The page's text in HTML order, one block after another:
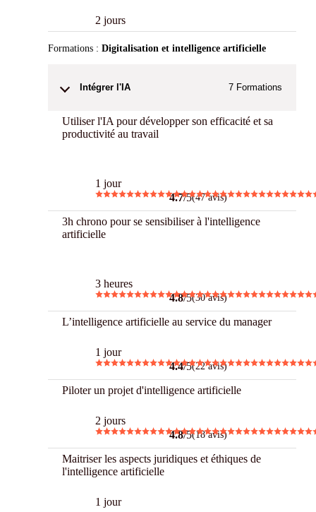
2 jours
Formations : Digitalisation et intelligence artificielle
Intégrer l'IA 7 Formations
Utiliser l'IA pour développer son efficacité et sa
productivité au travail
1 jour
4.7/5(47 avis)
3h chrono pour se sensibiliser à l'intelligence
artificielle
3 heures
4.8/5(30 avis)
L’intelligence artificielle au service du manager
1 jour
4.4/5(22 avis)
Piloter un projet d'intelligence artificielle
2 jours
4.8/5(18 avis)
Maitriser les aspects juridiques et éthiques de
l'intelligence artificielle
1 jour